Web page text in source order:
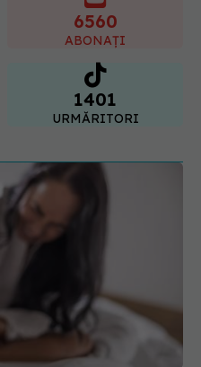
6560
ABONAȚI
1401
URMĂRITORI